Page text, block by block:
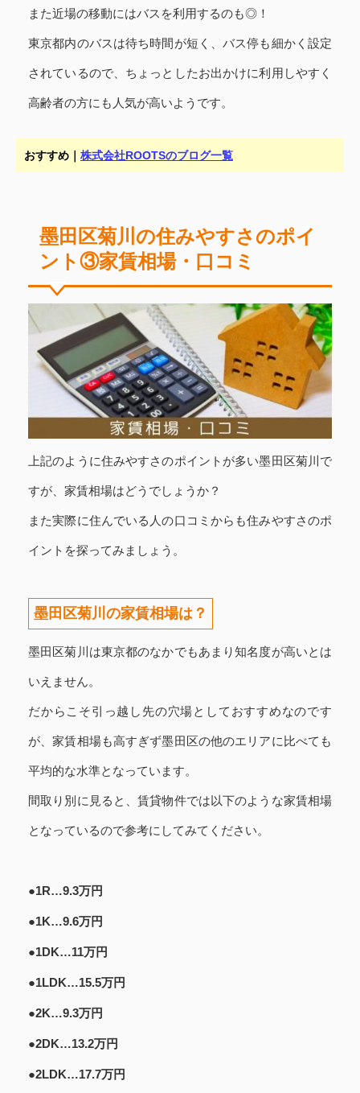
また近場の移動にはバスを利用するのも◎！
東京都内のバスは待ち時間が短く、バス停も細かく設定
されているので、ちょっとしたお出かけに利用しやすく
高齢者の方にも人気が高いようです。
おすすめ｜ 株式会社ROOTSのブログ一覧
墨田区菊川の住みやすさのポイ
ント③家賃相場・口コミ
上記のように住みやすさのポイントが多い墨田区菊川で
すが、家賃相場はどうでしょうか？
また実際に住んでいる人の口コミからも住みやすさのポ
イントを探ってみましょう。
墨田区菊川の家賃相場は？
墨田区菊川は東京都のなかでもあまり知名度が高いとは
いえません。
だからこそ引っ越し先の穴場としておすすめなのです
が、家賃相場も高すぎず墨田区の他のエリアに比べても
平均的な水準となっています。
間取り別に見ると、賃貸物件では以下のような家賃相場
となっているので参考にしてみてください。
●1R…9.3万円
●1K…9.6万円
●1DK…11万円
●1LDK…15.5万円
●2K…9.3万円
●2DK…13.2万円
●2LDK…17.7万円